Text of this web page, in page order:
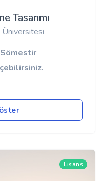
Tasarımı
Lisans